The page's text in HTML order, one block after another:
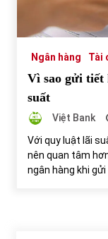
Ngân hàng Tài
Vì sao gửi tiết
suất
Việt Bank
Với quy luật lãi
nên quan tâm
ngân hàng khi gửi